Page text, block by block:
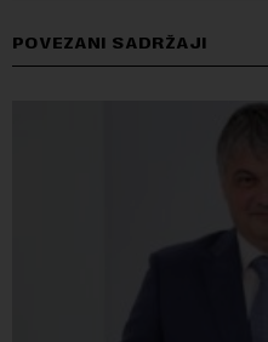
POVEZANI SADRŽAJI